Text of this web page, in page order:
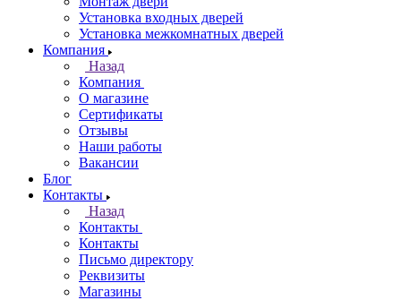
Установка входных дверей
Установка межкомнатных дверей
Компания
Назад
Компания
О магазине
Сертификаты
Отзывы
Наши работы
Вакансии
Блог
Контакты
Назад
Контакты
Контакты
Письмо директору
Реквизиты
Магазины